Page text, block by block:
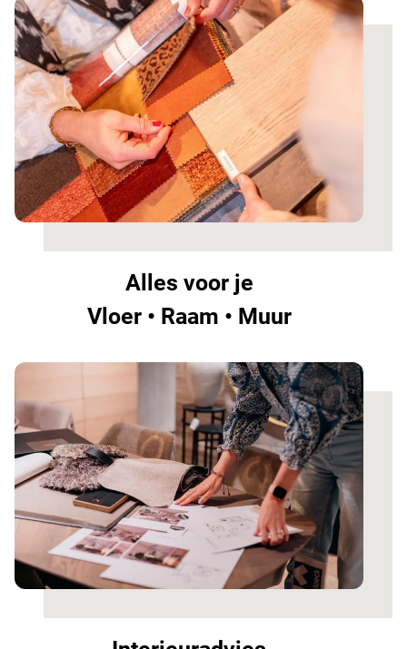
Alles voor je
Vloer • Raam • Muur